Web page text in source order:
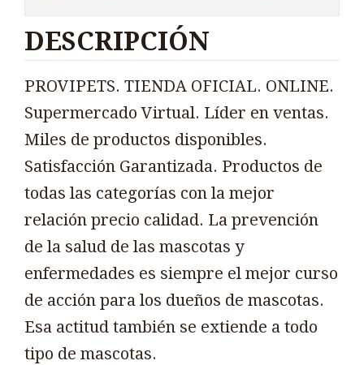
DESCRIPCIÓN
PROVIPETS. TIENDA OFICIAL. ONLINE.
Supermercado Virtual. Líder en ventas.
Miles de productos disponibles.
Satisfacción Garantizada. Productos de
todas las categorías con la mejor
relación precio calidad. La prevención
de la salud de las mascotas y
enfermedades es siempre el mejor curso
de acción para los dueños de mascotas.
Esa actitud también se extiende a todo
tipo de mascotas.